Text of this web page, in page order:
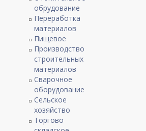
обрудование
Переработка
материалов
Пищевое
Производство
строительных
материалов
Сварочное
оборудование
Сельское
хозяйство
Торгово